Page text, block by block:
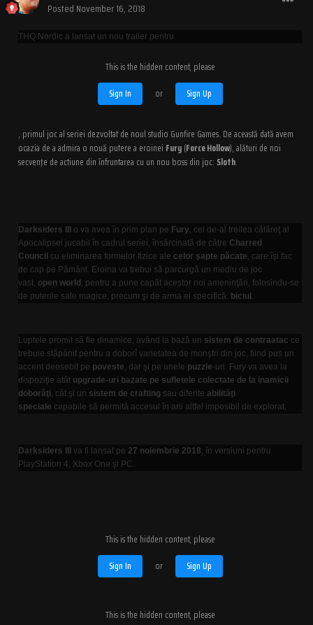
Posted November 16, 2018
THQ Nordic a lansat un nou trailer pentru
This is the hidden content, please
Sign In
or Sign Up
, primul joc al seriei dezvoltat de noul studio Gunfire Games. De această dată avem
ocazia de a admira o nouă putere a eroinei Fury(Force Hollow), alături de noi
secvenţe de actiune din înfruntarea cu un nou boss din joc: Sloth.
Darksiders III o va avea în prim plan pe Fury, cel de-al treilea călăreţ al
Apocalipsei jucabil în cadrul seriei, însărcinată de către Charred
Council cu eliminarea formelor fizice ale celor şapte păcate, care îşi fac
de cap pe Pământ. Eroina va trebui să parcurgă un mediu de joc
vast, open world , pentru a pune capăt acestor noi ameninţări, folosindu-se
de puterile sale magice, precum şi de arma ei specifică: biciul .
Luptele promit să fie dinamice, având la bază un sistem de contraatac ce
trebuie stăpânit pentru a doborî varietatea de monştri din joc, fiind pus un
accent deosebit pe poveste, dar şi pe unele puzzle-uri. Fury va avea la
dispoziţie atât upgrade-uri bazate pe sufletele colectate de la inamicii
doborâţi, cât şi un sistem de crafting sau diferite abilităţi
speciale capabile să permită accesul în arii altfel imposibil de explorat.
Darksiders III va fi lansat pe 27 noiembrie 2018, în versiuni pentru
PlayStation 4, Xbox One şi PC.
This is the hidden content, please
Sign In
or Sign Up
This is the hidden content, please